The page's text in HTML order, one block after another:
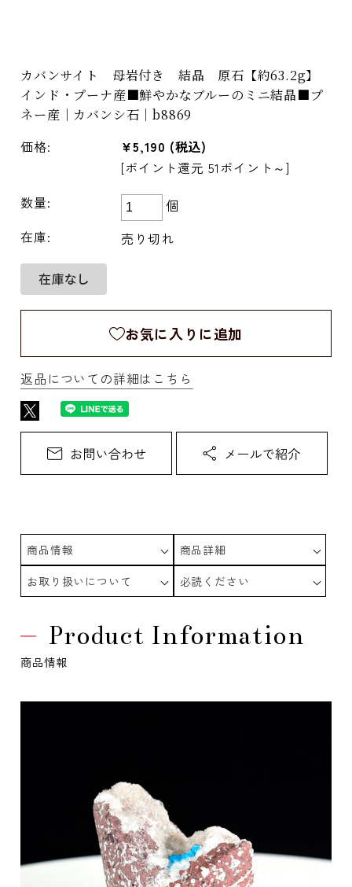
カバンサイト 母岩付き 結晶 原石【約63.2g】
インド・プーナ産■鮮やかなブルーのミニ結晶■プ
ネー産｜カバンシ石｜b8869
価格: ¥5,190 (税込)
[ポイント還元 51ポイント～]
数量:
個
在庫:
売り切れ
お気に入りに追加
返品についての詳細はこちら
商品情報
商品詳細
お取り扱いについて
必読ください
Product Information
商品情報